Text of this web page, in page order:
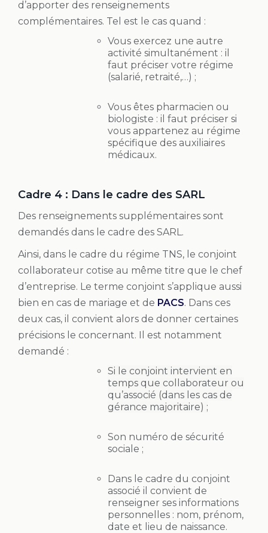
d’apporter des renseignements
complémentaires. Tel est le cas quand :
Vous exercez une autre
activité simultanément : il
faut préciser votre régime
(salarié, retraité,…) ;
Vous êtes pharmacien ou
biologiste : il faut préciser si
vous appartenez au régime
spécifique des auxiliaires
médicaux.
Cadre 4 : Dans le cadre des SARL
Des renseignements supplémentaires sont
demandés dans le cadre des SARL.
Ainsi, dans le cadre du régime TNS, le conjoint
collaborateur cotise au même titre que le chef
d’entreprise. Le terme conjoint s’applique aussi
bien en cas de mariage et de PACS. Dans ces
deux cas, il convient alors de donner certaines
précisions le concernant. Il est notamment
demandé :
Si le conjoint intervient en
temps que collaborateur ou
qu’associé (dans les cas de
gérance majoritaire) ;
Son numéro de sécurité
sociale ;
Dans le cadre du conjoint
associé il convient de
renseigner ses informations
personnelles : nom, prénom,
date et lieu de naissance.